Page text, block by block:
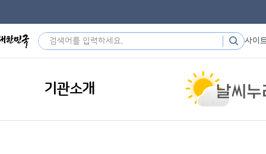
사이
기관소개